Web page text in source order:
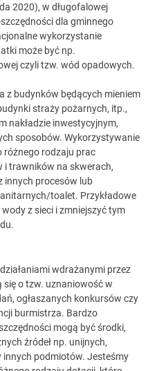
2020), w długofalowej
dla gminnego
wykorzystanie
może być np.
czyli tzw. wód opadowych.
z budynków będących mieniem
straży pożarnych, itp.,
nakładzie inwestycyjnym,
sposobów. Wykorzystywanie
różnego rodzaju prac
trawników na skwerach,
innych procesów lub
toalet. Przykładowe
z sieci i zmniejszyć tym
wdrażanymi przez
się o tzw. uznaniowość w
ogłaszanych konkursów czy
burmistrza. Bardzo
mogą być środki,
źródeł np. unijnych,
podmiotów. Jesteśmy